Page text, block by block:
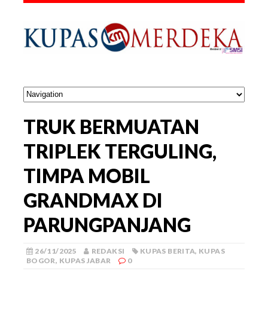
TRUK BERMUATAN
TRIPLEK TERGULING,
TIMPA MOBIL
GRANDMAX DI
PARUNGPANJANG
26/11/2025 REDAKSI KUPAS BERITA, KUPAS
BOGOR, KUPAS JABAR 0